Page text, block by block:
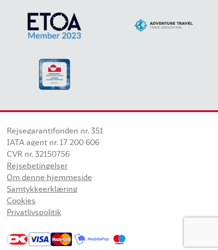
Rejsegarantifonden nr. 351
IATA agent nr. 17 200 606
CVR nr. 32150756
Rejsebetingelser
Om denne hjemmeside
Samtykkeerklæring
Cookies
Privatlivspolitik